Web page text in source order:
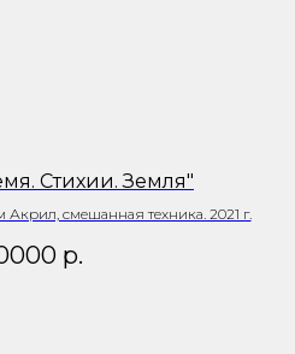
Стихии. Земля"
Акрил, смешанная техника. 2021 г.
р.